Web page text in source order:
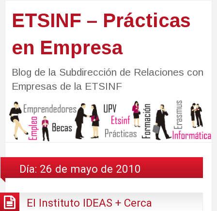
ETSINF – Prácticas
en Empresa
Blog de la Subdirección de Relaciones con
Empresas de la ETSINF
Día: 26 de mayo de 2010
El Instituto IDEAS + Cerca